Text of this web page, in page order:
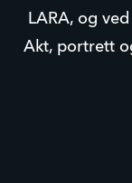
LARA, og
Akt, portrett